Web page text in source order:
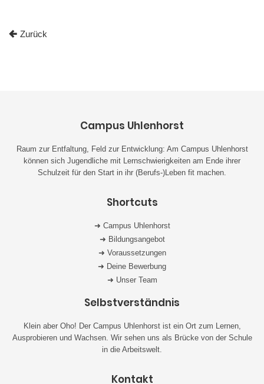
Zurück
Campus Uhlenhorst
Raum zur Entfaltung, Feld zur Entwicklung: Am Campus Uhlenhorst
können sich Jugendliche mit Lernschwierigkeiten am Ende ihrer
Schulzeit für den Start in ihr (Berufs-)Leben fit machen.
Shortcuts
➜ Campus Uhlenhorst
➜ Bildungsangebot
➜ Voraussetzungen
➜ Deine Bewerbung
➜ Unser Team
Selbstverständnis
Klein aber Oho! Der Campus Uhlenhorst ist ein Ort zum Lernen,
Ausprobieren und Wachsen. Wir sehen uns als Brücke von der Schule
in die Arbeitswelt.
Kontakt